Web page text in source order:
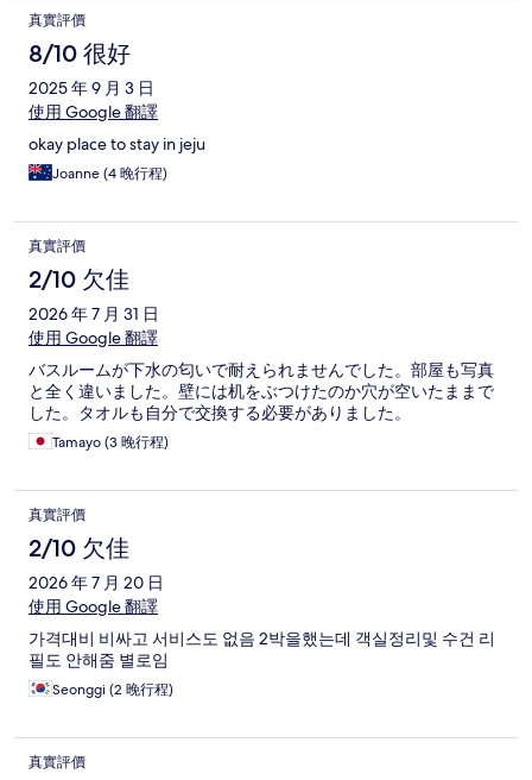
真實評價
8/10 很好
2025 年 9 月 3 日
使用 Google 翻譯
okay place to stay in jeju
Joanne (4 晚行程)
真實評價
2/10 欠佳
2026 年 7 月 31 日
使用 Google 翻譯
バスルームが下水の匂いで耐えられませんでした。部屋も写真
と全く違いました。壁には机をぶつけたのか穴が空いたままで
した。タオルも自分で交換する必要がありました。
Tamayo (3 晚行程)
真實評價
2/10 欠佳
2026 年 7 月 20 日
使用 Google 翻譯
가격대비 비싸고 서비스도 없음 2박을했는데 객실정리및 수건 리
필도 안해줌 별로임
Seonggi (2 晚行程)
真實評價